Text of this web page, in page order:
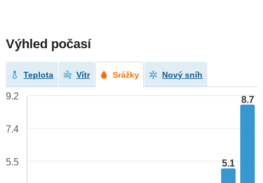
Výhled počasí
Teplota Vítr Srážky Nový sníh
5.1
8.7
9.2
7.4
5.5